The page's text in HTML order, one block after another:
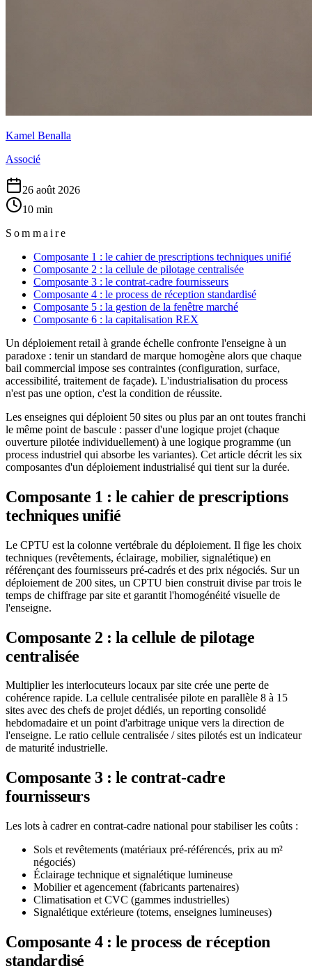
Kamel Benalla
Associé
26 août 2026
10 min
Sommaire
Composante 1 : le cahier de prescriptions techniques unifié
Composante 2 : la cellule de pilotage centralisée
Composante 3 : le contrat-cadre fournisseurs
Composante 4 : le process de réception standardisé
Composante 5 : la gestion de la fenêtre marché
Composante 6 : la capitalisation REX
Un déploiement retail à grande échelle confronte l'enseigne à un
paradoxe : tenir un standard de marque homogène alors que chaque
bail commercial impose ses contraintes (configuration, surface,
accessibilité, traitement de façade). L'industrialisation du process
n'est pas une option, c'est la condition de réussite.
Les enseignes qui déploient 50 sites ou plus par an ont toutes franchi
le même point de bascule : passer d'une logique projet (chaque
ouverture pilotée individuellement) à une logique programme (un
process industriel qui absorbe les variantes). Cet article décrit les six
composantes d'un déploiement industrialisé qui tient sur la durée.
Composante 1 : le cahier de prescriptions
techniques unifié
Le CPTU est la colonne vertébrale du déploiement. Il fige les choix
techniques (revêtements, éclairage, mobilier, signalétique) en
référençant des fournisseurs pré-cadrés et des prix négociés. Sur un
déploiement de 200 sites, un CPTU bien construit divise par trois le
temps de chiffrage par site et garantit l'homogénéité visuelle de
l'enseigne.
Composante 2 : la cellule de pilotage
centralisée
Multiplier les interlocuteurs locaux par site crée une perte de
cohérence rapide. La cellule centralisée pilote en parallèle 8 à 15
sites avec des chefs de projet dédiés, un reporting consolidé
hebdomadaire et un point d'arbitrage unique vers la direction de
l'enseigne. Le ratio cellule centralisée / sites pilotés est un indicateur
de maturité industrielle.
Composante 3 : le contrat-cadre
fournisseurs
Les lots à cadrer en contrat-cadre national pour stabiliser les coûts :
Sols et revêtements (matériaux pré-référencés, prix au m²
négociés)
Éclairage technique et signalétique lumineuse
Mobilier et agencement (fabricants partenaires)
Climatisation et CVC (gammes industrielles)
Signalétique extérieure (totems, enseignes lumineuses)
Composante 4 : le process de réception
standardisé